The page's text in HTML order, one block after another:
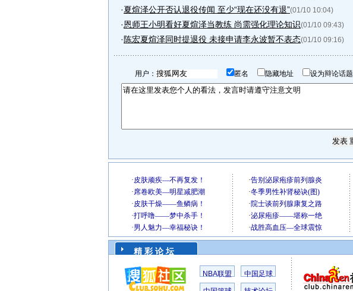
·夏煊泽公开否认退役传闻 至少“现在还没有退”(01/10 10:04)
·恩师王小明看好夏煊泽当教练 尚需强化理论知识(01/10 09:43)
· 陈宏夏煊泽同时提退役 未接申请李永波暂不表态(01/10 09:16)
用户： 匿名 隐藏地址 设为辩论话题
精 彩 论 坛
NBA联盟 中国足球